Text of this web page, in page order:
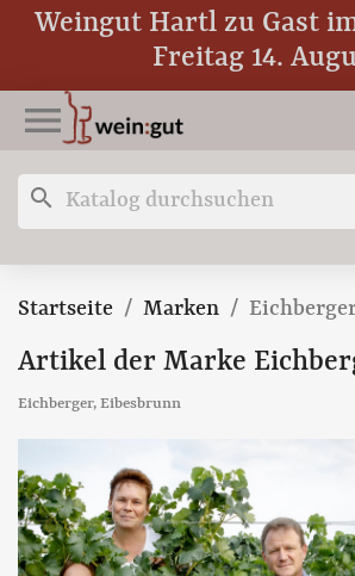
Weingut Hartl zu Gast
Freitag 14.

search
Startseite Marken
Artikel der Marke
Eichberger, Eibesbrunn